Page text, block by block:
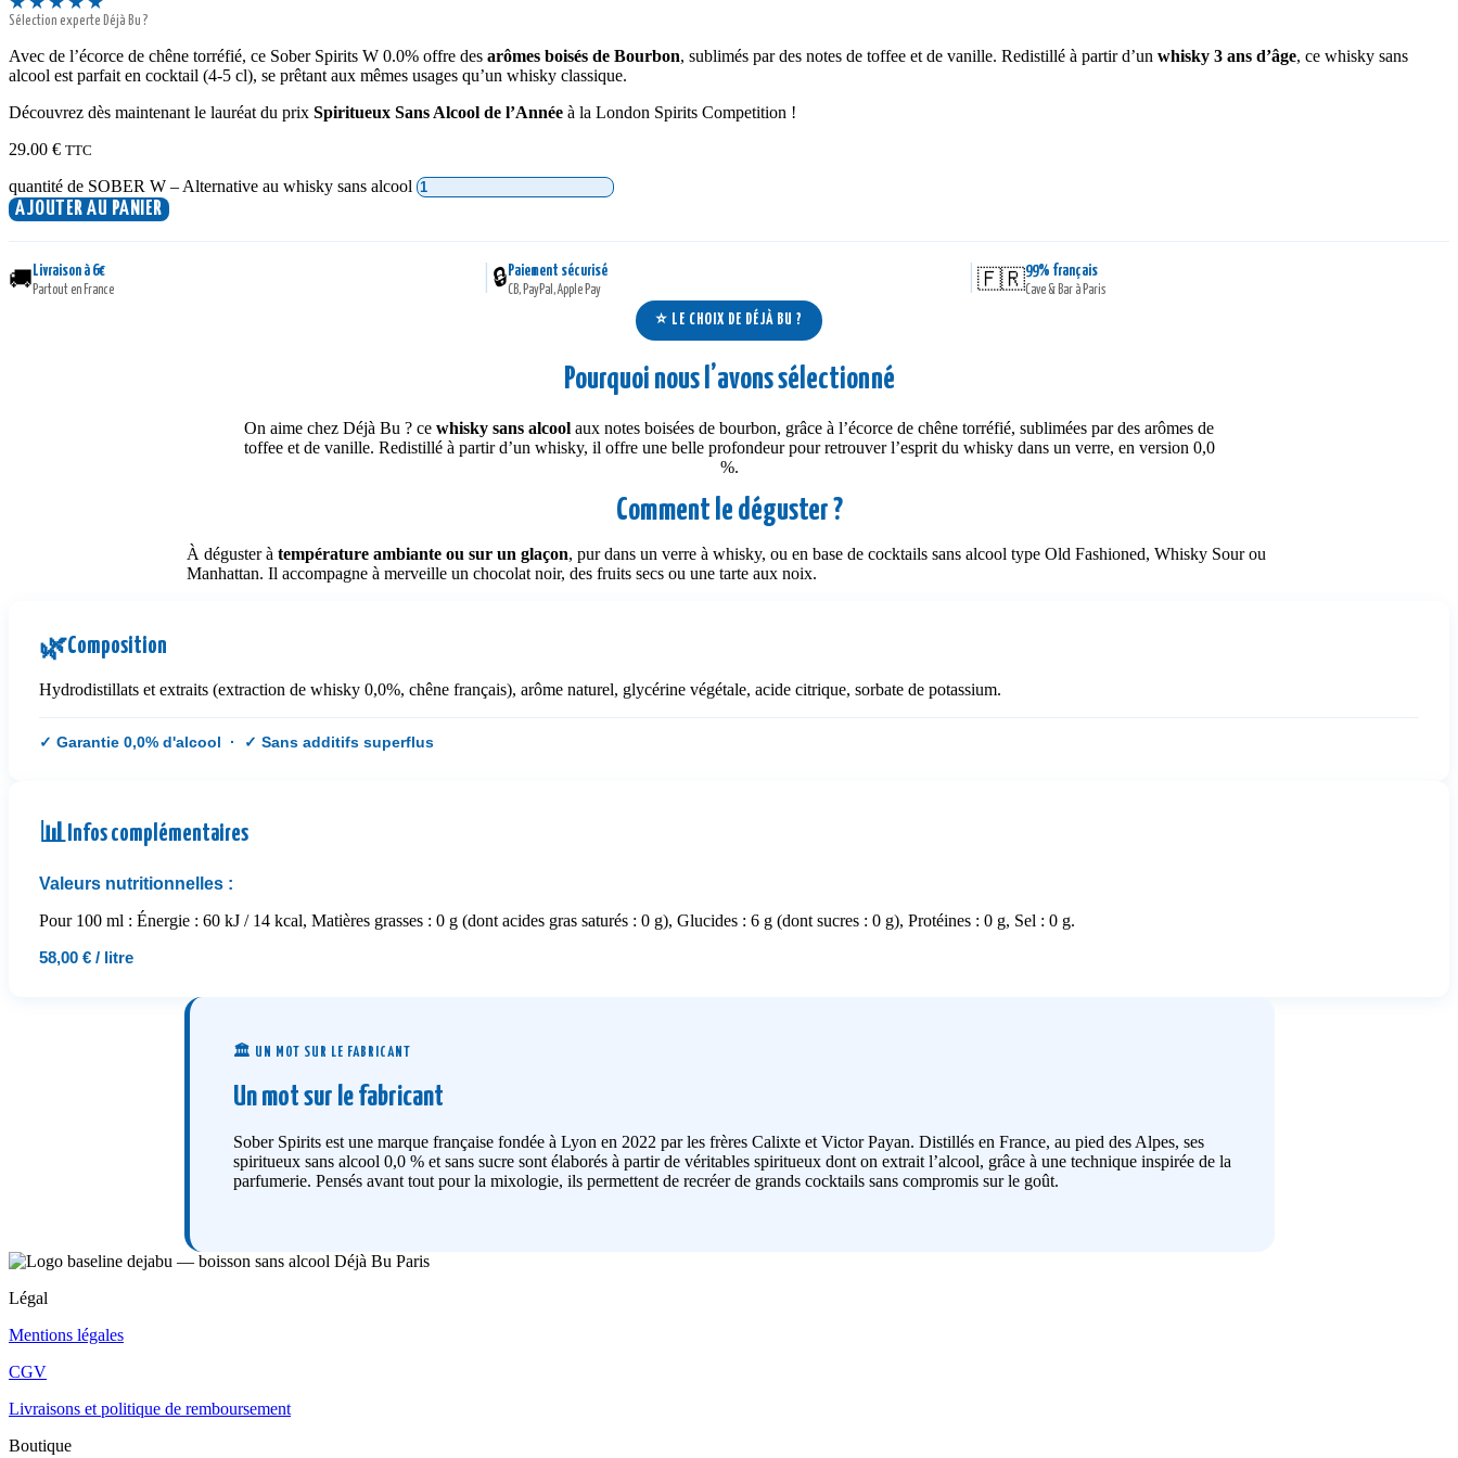
Sélection experte Déjà Bu ?
Avec de l’écorce de chêne torréfié, ce Sober Spirits W 0.0% offre des arômes boisés de Bourbon, sublimés par des notes de toffee et de vanille. Redistillé à partir d’un whisky 3 ans d’âge, ce whisky sans
alcool est parfait en cocktail (4-5 cl), se prêtant aux mêmes usages qu’un whisky classique.
Découvrez dès maintenant le lauréat du prix Spiritueux Sans Alcool de l’Année à la London Spirits Competition !
29.00 € TTC
quantité de SOBER W – Alternative au whisky sans alcool
AJOUTER AU PANIER
🚚 Livraison à 6€
Partout en France
🔒 Paiement sécurisé
CB, PayPal, Apple Pay 🇫🇷99% français
Cave & Bar à Paris
⭐ LE CHOIX DE DÉJÀ BU ?
Pourquoi nous l’avons sélectionné
On aime chez Déjà Bu ? ce whisky sans alcool aux notes boisées de bourbon, grâce à l’écorce de chêne torréfié, sublimées par des arômes de
toffee et de vanille. Redistillé à partir d’un whisky, il offre une belle profondeur pour retrouver l’esprit du whisky dans un verre, en version 0,0
%.
Comment le déguster ?
À déguster à température ambiante ou sur un glaçon, pur dans un verre à whisky, ou en base de cocktails sans alcool type Old Fashioned, Whisky Sour ou
Manhattan. Il accompagne à merveille un chocolat noir, des fruits secs ou une tarte aux noix.
🌿Composition
Hydrodistillats et extraits (extraction de whisky 0,0%, chêne français), arôme naturel, glycérine végétale, acide citrique, sorbate de potassium.
✓ Garantie 0,0% d'alcool · ✓ Sans additifs superflus
📊 Infos complémentaires
Valeurs nutritionnelles :
Pour 100 ml : Énergie : 60 kJ / 14 kcal, Matières grasses : 0 g (dont acides gras saturés : 0 g), Glucides : 6 g (dont sucres : 0 g), Protéines : 0 g, Sel : 0 g.
58,00 € / litre
🏛️ UN MOT SUR LE FABRICANT
Un mot sur le fabricant
Sober Spirits est une marque française fondée à Lyon en 2022 par les frères Calixte et Victor Payan. Distillés en France, au pied des Alpes, ses
spiritueux sans alcool 0,0 % et sans sucre sont élaborés à partir de véritables spiritueux dont on extrait l’alcool, grâce à une technique inspirée de la
parfumerie. Pensés avant tout pour la mixologie, ils permettent de recréer de grands cocktails sans compromis sur le goût.
Légal
Mentions légales
CGV
Livraisons et politique de remboursement
Boutique